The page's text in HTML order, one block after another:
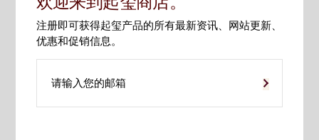
文章分类
寺庙法讯
藏传佛学
起玺唐卡
注册即可获得起玺产品的所有最新资讯、网站更新、
优惠和促销信息。